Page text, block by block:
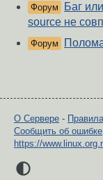
Форум
Баг
source не
Форум
О Сервере -
Сообщить об ошибке
https://